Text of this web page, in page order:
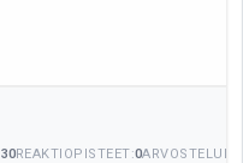
30REAKTIOPISTEET:0